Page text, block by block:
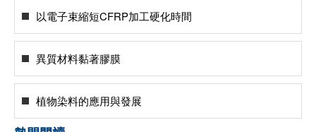
以電子束縮短CFRP加工硬化時間
異質材料黏著膠膜
植物染料的應用與發展